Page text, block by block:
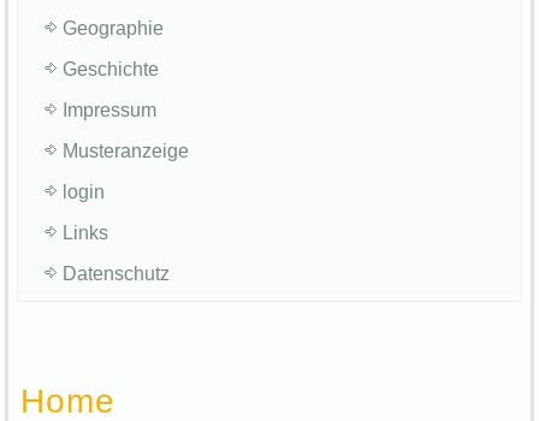
Geographie
Geschichte
Impressum
Musteranzeige
login
Links
Datenschutz
Home